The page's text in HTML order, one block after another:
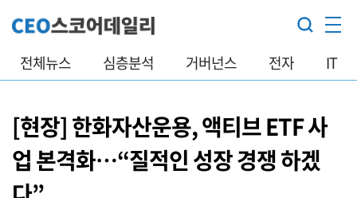
전체뉴스 심층분석 거버넌스 전자 IT
[현장] 한화자산운용, 액티브 ETF 사
업 본격화…“질적인 성장 경쟁 하겠